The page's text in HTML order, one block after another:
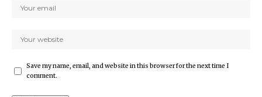
Save my name, email, and website in this browser for the next time I
comment.